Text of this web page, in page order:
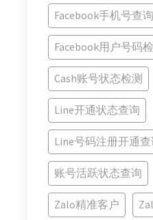
Facebook手机号查询
Facebook用户号码
Cash账号状态检测
Line开通状态查询
Line号码注册开通查
账号活跃状态查询
Zalo精准客户